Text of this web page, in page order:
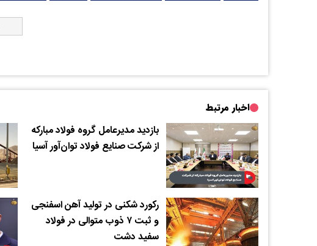
اخبار مرتبط
بازدید مدیرعامل گروه فولاد مبارکه
از شرکت صنایع فولاد توان‌آور آسیا
رکورد شکنی در تولید آهن اسفنجی
و ثبت ۷ ذوب متوالی در فولاد
سفید دشت